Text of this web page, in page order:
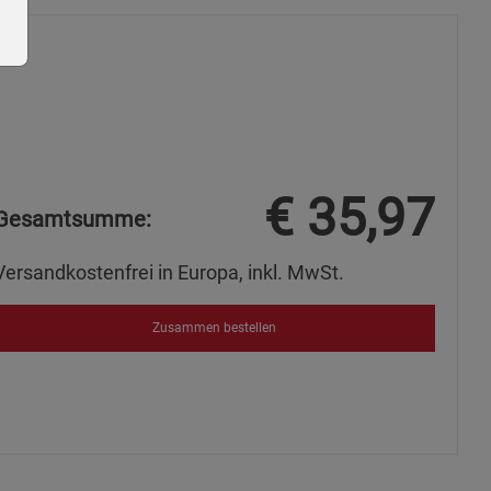
€ 35,97
in Europa, inkl. MwSt.
Zusammen bestellen